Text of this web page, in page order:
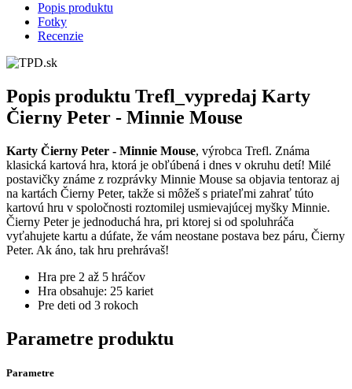
Popis produktu
Fotky
Recenzie
Popis produktu Trefl_vypredaj Karty
Čierny Peter - Minnie Mouse
Karty Čierny Peter - Minnie Mouse, výrobca Trefl. Známa
klasická kartová hra, ktorá je obľúbená i dnes v okruhu detí! Milé
postavičky známe z rozprávky Minnie Mouse sa objavia tentoraz aj
na kartách Čierny Peter, takže si môžeš s priateľmi zahrať túto
kartovú hru v spoločnosti roztomilej usmievajúcej myšky Minnie.
Čierny Peter je jednoduchá hra, pri ktorej si od spoluhráča
vyťahujete kartu a dúfate, že vám neostane postava bez páru, Čierny
Peter. Ak áno, tak hru prehrávaš!
Hra pre 2 až 5 hráčov
Hra obsahuje: 25 kariet
Pre deti od 3 rokoch
Parametre produktu
Parametre